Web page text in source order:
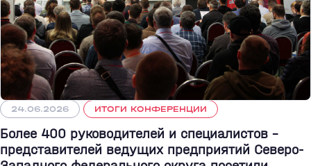
24.06.2026 ИТОГИ КОНФЕРЕНЦИИ
Более 400 руководителей и специалистов –
представителей ведущих предприятий Северо-